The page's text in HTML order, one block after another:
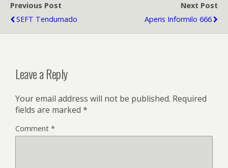
Previous Post
SEFT Tendumado
Next Post
Aperis Informilo 666
Leave a Reply
Your email address will not be published. Required
fields are marked *
Comment *